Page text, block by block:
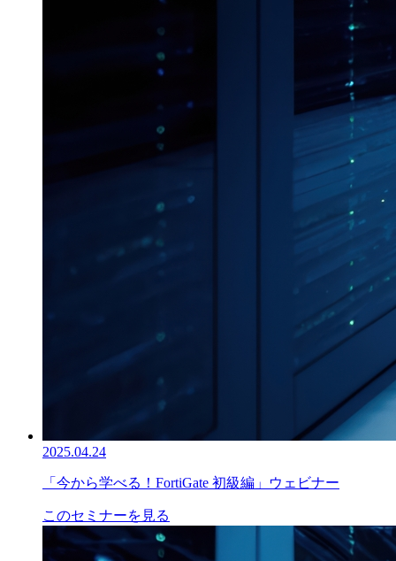
2025.04.24
「今から学べる！FortiGate 初級編」ウェビナー
このセミナーを見る